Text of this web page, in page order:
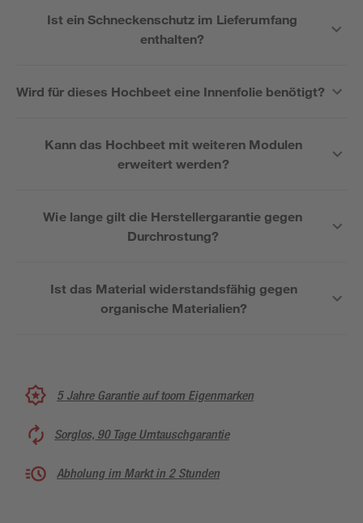
Ist ein Schneckenschutz im Lieferumfang
enthalten?
Wird für dieses Hochbeet eine Innenfolie benötigt?
Kann das Hochbeet mit weiteren Modulen
erweitert werden?
Wie lange gilt die Herstellergarantie gegen
Durchrostung?
Ist das Material widerstandsfähig gegen
organische Materialien?
5 Jahre Garantie auf toom Eigenmarken
Sorglos, 90 Tage Umtauschgarantie
Abholung im Markt in 2 Stunden